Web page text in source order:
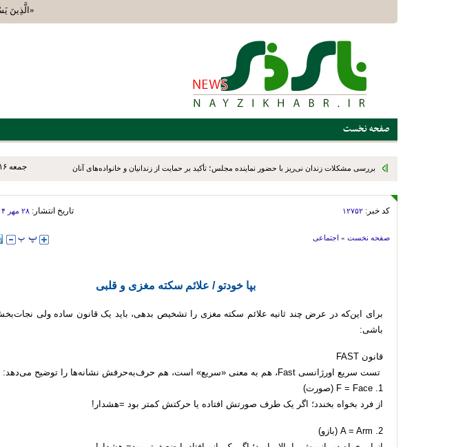
«الَّذِينَ
صفحه نخست
جمعه ۱۶ مرداد ۱۴۰۵ بررسی مشکلات زندان نی‌ریز با حضور نماینده مجلس؛ تأکید بر حمایت از زندانیان و خانواده‌های آنان
کد خبر: ۱۲۷۵۲ تاریخ انتشار: ۲۸ مهر ۱۴۰۴ - ۱۲:۲۵
صفحه نخست » اجتماعی
بپا خودتو / علائم سکته مغزی و قلبی
برای این‌که در عرض چند ثانیه علائم سکته مغزی را تشخیص بدهی، باید یک قانون ساده ولی
باشی:
قانون FAST
تست سریع اورژانسی Fast، هم به معنی «سریع» است، هم حرف‌به‌حرفش نشانه‌ها را توضیح می‌دهد:
1. F = Face (صورت)
از فرد بخواه بخندد؛ اگر یک طرف صورتش افتاده یا حرکتش کمتر بود =هشدار!
2. A = Arm (بازو)